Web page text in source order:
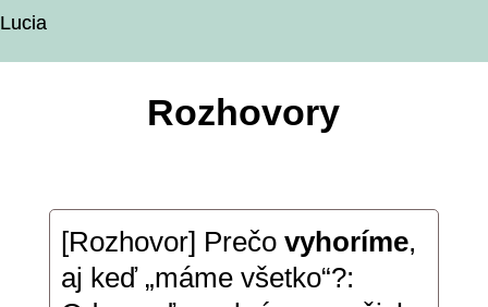
Lucia
Rozhovory
[Rozhovor] Prečo vyhoríme,
aj keď „máme všetko“?: